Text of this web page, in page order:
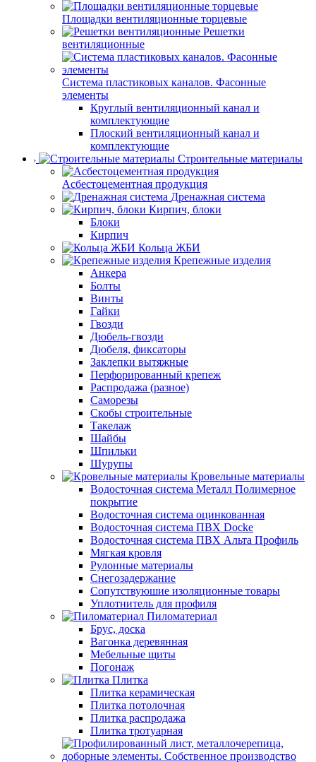
Площадки вентиляционные торцевые
Решетки
вентиляционные
Система пластиковых каналов. Фасонные
элементы
Круглый вентиляционный канал и
комплектующие
Плоский вентиляционный канал и
комплектующие
Строительные материалы
Асбестоцементная продукция
Дренажная система
Кирпич, блоки
Блоки
Кирпич
Кольца ЖБИ
Крепежные изделия
Анкера
Болты
Винты
Гайки
Гвозди
Дюбель-гвозди
Дюбеля, фиксаторы
Заклепки вытяжные
Перфорированный крепеж
Распродажа (разное)
Саморезы
Скобы строительные
Такелаж
Шайбы
Шпильки
Шурупы
Кровельные материалы
Водосточная система Металл Полимерное
покрытие
Водосточная система оцинкованная
Водосточная система ПВХ Docke
Водосточная система ПВХ Альта Профиль
Мягкая кровля
Рулонные материалы
Снегозадержание
Сопутствуюшие изоляционные товары
Уплотнитель для профиля
Пиломатериал
Брус, доска
Вагонка деревянная
Мебельные щиты
Погонаж
Плитка
Плитка керамическая
Плитка потолочная
Плитка распродажа
Плитка тротуарная